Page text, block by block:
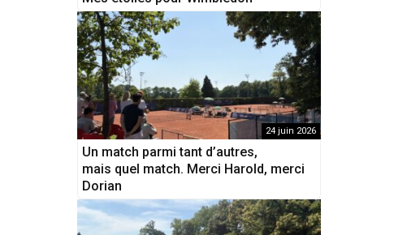
24 juin 2026
Un match parmi tant d’autres,
mais quel match. Merci Harold, merci
Dorian